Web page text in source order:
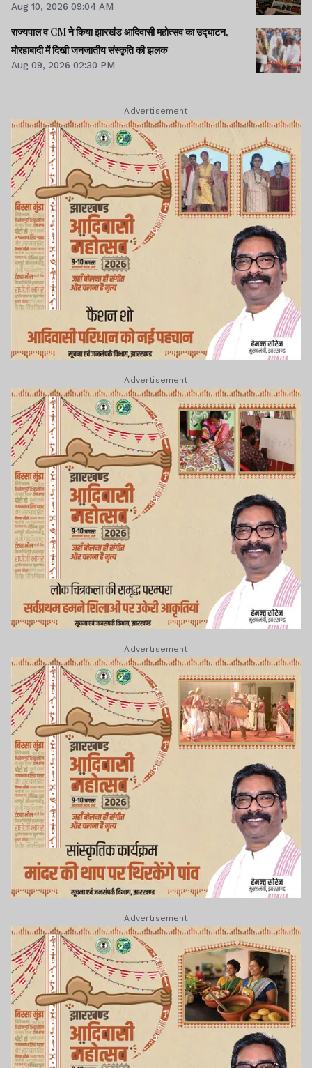
Aug 10, 2026 09:04 AM
राज्यपाल व CM ने किया झारखंड आदिवासी महोत्सव का उद्घाटन,
मोरहाबादी में दिखी जनजातीय संस्कृति की झलक
Aug 09, 2026 02:30 PM
Advertisement
Advertisement
Advertisement
Advertisement